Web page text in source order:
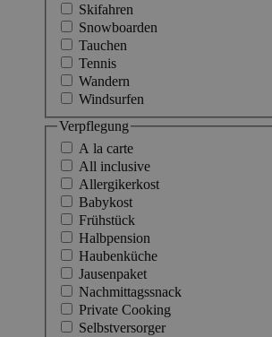
Skifahren
Snowboarden
Tauchen
Tennis
Wandern
Windsurfen
Verpflegung
A la carte
All inclusive
Allergikerkost
Babykost
Frühstück
Halbpension
Haubenküche
Jausenpaket
Nachmittagssnack
Private Cooking
Selbstversorger